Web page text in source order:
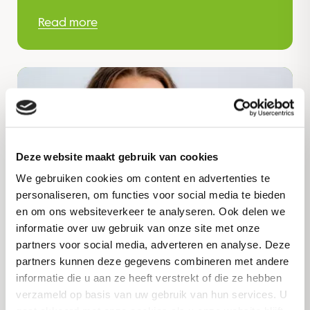
Deze website maakt gebruik van cookies
We gebruiken cookies om content en advertenties te
personaliseren, om functies voor social media te bieden
en om ons websiteverkeer te analyseren. Ook delen we
informatie over uw gebruik van onze site met onze
partners voor social media, adverteren en analyse. Deze
partners kunnen deze gegevens combineren met andere
informatie die u aan ze heeft verstrekt of die ze hebben
verzameld op basis van uw gebruik van hun services. U
Read more